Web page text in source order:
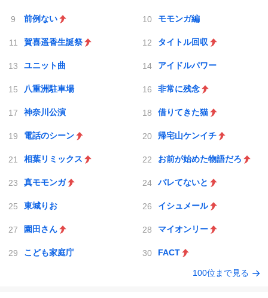
前例ない モモンガ編
賀喜遥香生誕祭 タイトル回収
ユニット曲 アイドルパワー
八重洲駐車場 非常に残念
神奈川公演 借りてきた猫
電話のシーン 帰宅山ケンイチ
相葉リミックス お前が始めた物語だろ
真モモンガ バレてないと
東城りお イシュメール
園田さん マイオンリー
こども家庭庁 FACT
100位まで見る